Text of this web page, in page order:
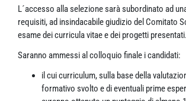
L´accesso alla selezione sarà subordinato ad
requisiti, ad insindacabile giudizio del Comitato
esame dei curricula vitae e dei progetti presentati.
Saranno ammessi al colloquio finale i candidati:
il cui curriculum, sulla base della
formativo svolto e di eventuali prime